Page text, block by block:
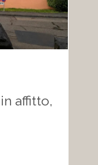
affitto,